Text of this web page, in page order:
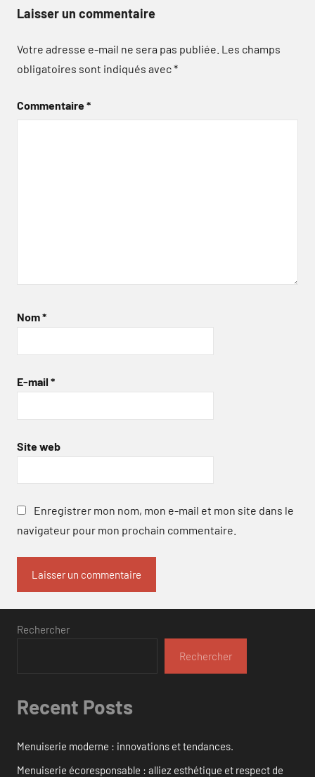
Laisser un commentaire
Votre adresse e-mail ne sera pas publiée. Les champs
obligatoires sont indiqués avec*
Commentaire*
Nom*
E-mail *
Site web
Enregistrer mon nom, mon e-mail et mon site dans le
navigateur pour mon prochain commentaire.
Rechercher
Rechercher
Recent Posts
Menuiserie moderne : innovations et tendances.
Menuiserie écoresponsable : alliez esthétique et respect de